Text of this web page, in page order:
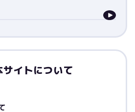
サイトについて